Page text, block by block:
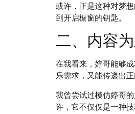
或许，正是这种对梦
到开启橱窗的钥匙。
二、内容
在我看来，婷哥能够
乐需求，又能传递出
我曾尝试过模仿婷哥
许，它不仅仅是一种